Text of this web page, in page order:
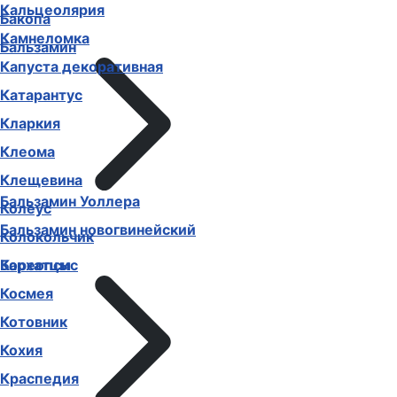
Бакопа
Бальзамин
Бальзамин Уоллера
Бальзамин новогвинейский
Бархатцы
Кальцеолярия
Камнеломка
Капуста декоративная
Катарантус
Кларкия
Клеома
Клещевина
Колеус
Колокольчик
Кореопсис
Космея
Котовник
Кохия
Краспедия